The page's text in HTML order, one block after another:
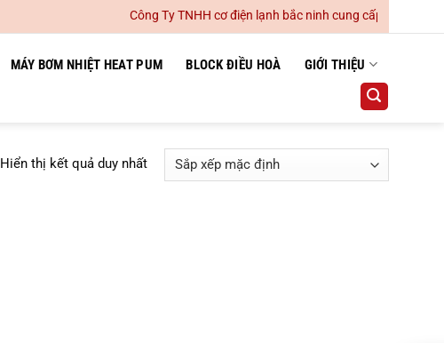
Công Ty TNHH cơ điện lạnh bắc ninh cung cấp lắp đặt hệ
MÁY BƠM NHIỆT HEAT PUM BLOCK ĐIỀU HOÀ GIỚI THIỆU
Hiển thị kết quả duy nhất